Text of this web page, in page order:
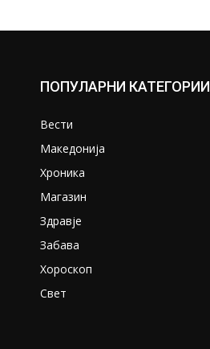
ПОПУЛАРНИ КАТЕГОРИИ
Вести
Македонија
Хроника
Магазин
Здравје
Забава
Хороскоп
Свет